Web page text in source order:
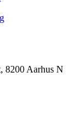
8200 Aarhus N